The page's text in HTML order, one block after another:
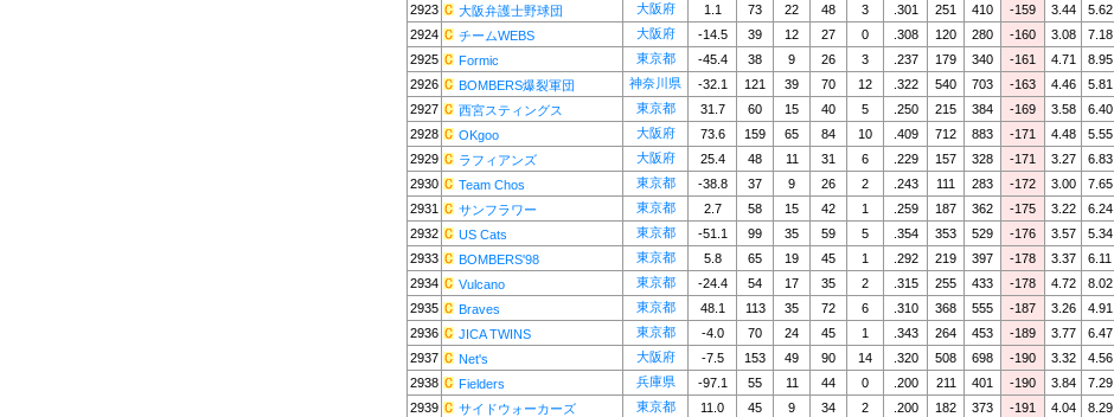
2923
大阪弁護士野球団 大阪府 1.1 73 22 48 3 .301 251 410 -159 3.44 5.62
2924
チームWEBS 大阪府 -14.5 39 12 27 0 .308 120 280 -160 3.08 7.18
2925
Formic 東京都 -45.4 38 9 26 3 .237 179 340 -161 4.71 8.95
2926
BOMBERS爆裂軍団 神奈川県 -32.1 121 39 70 12 .322 540 703 -163 4.46 5.81
2927
西宮スティングス 東京都 31.7 60 15 40 5 .250 215 384 -169 3.58 6.40
2928
OKgoo 大阪府 73.6 159 65 84 10 .409 712 883 -171 4.48 5.55
2929
ラフィアンズ 大阪府 25.4 48 11 31 6 .229 157 328 -171 3.27 6.83
2930
Team Chos 東京都 -38.8 37 9 26 2 .243 111 283 -172 3.00 7.65
2931
サンフラワー 東京都 2.7 58 15 42 1 .259 187 362 -175 3.22 6.24
2932
US Cats 東京都 -51.1 99 35 59 5 .354 353 529 -176 3.57 5.34
2933
BOMBERS'98 東京都 5.8 65 19 45 1 .292 219 397 -178 3.37 6.11
2934
Vulcano 東京都 -24.4 54 17 35 2 .315 255 433 -178 4.72 8.02
2935
Braves 東京都 48.1 113 35 72 6 .310 368 555 -187 3.26 4.91
2936
JICA TWINS 東京都 -4.0 70 24 45 1 .343 264 453 -189 3.77 6.47
2937
Net's 大阪府 -7.5 153 49 90 14 .320 508 698 -190 3.32 4.56
2938
Fielders 兵庫県 -97.1 55 11 44 0 .200 211 401 -190 3.84 7.29
2939
サイドウォーカーズ 東京都 11.0 45 9 34 2 .200 182 373 -191 4.04 8.29